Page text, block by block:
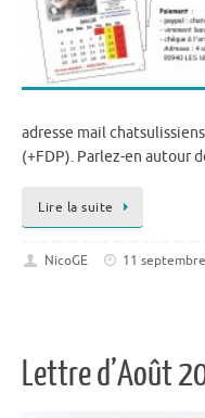
adresse mail
(+FDP). Parlez-en autour
Lire la suite
NicoGE 11
Lettre d’Août